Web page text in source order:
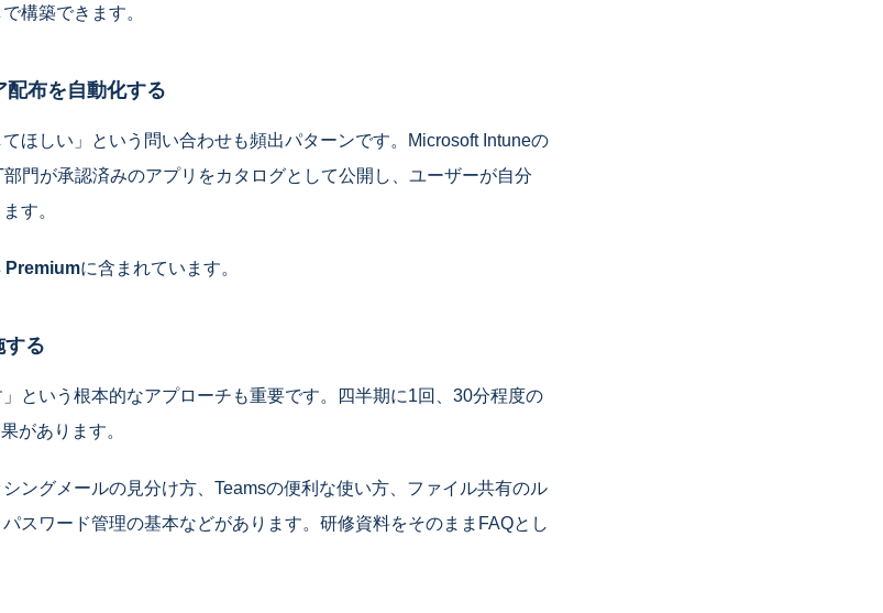
構築できます。
布を自動化する
ほしい」という問い合わせも頻出パターンです。Microsoft Intuneの
門が承認済みのアプリをカタログとして公開し、ユーザーが自分
す。
Premiumに含まれています。
する
」という根本的なアプローチも重要です。四半期に1回、30分程度の
があります。
ングメールの見分け方、Teamsの便利な使い方、ファイル共有のル
スワード管理の基本などがあります。研修資料をそのままFAQとし